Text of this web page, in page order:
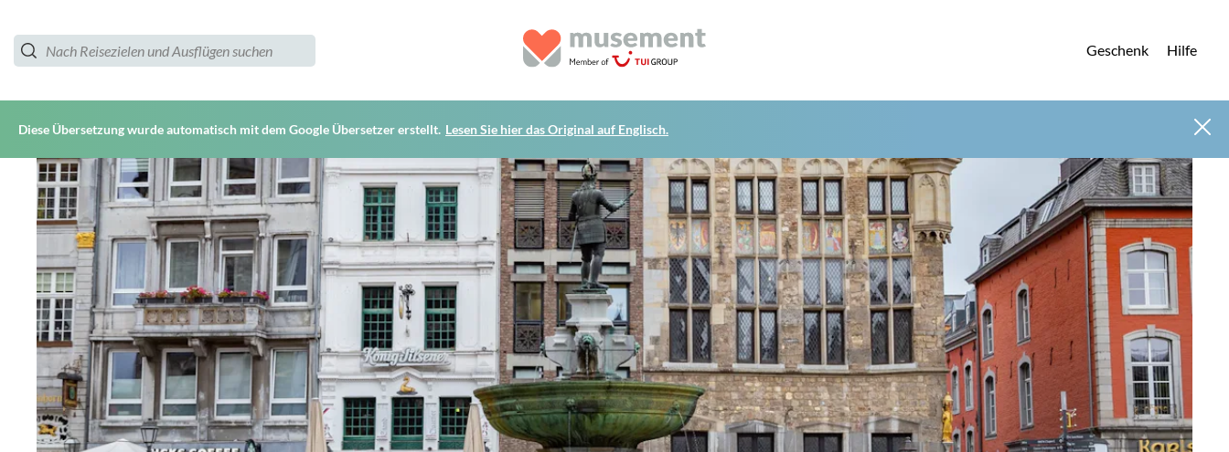
Geschenk Hilfe
Diese Übersetzung wurde automatisch mit dem Google Übersetzer erstellt. Lesen Sie hier das Original auf Englisch.